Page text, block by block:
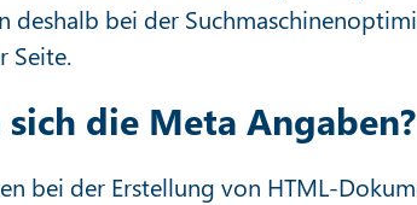
deshalb bei der
Seite.
die Meta Angaben?
bei der Erstellung von HTML-